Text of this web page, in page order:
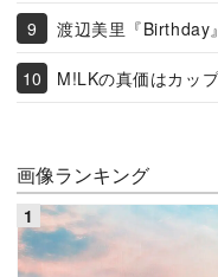
渡辺美里『Birthday
M!LKの真価はカッ
画像ランキング